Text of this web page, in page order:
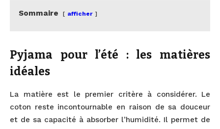
Sommaire afficher
Pyjama pour l’été : les matières
idéales
La matière est le premier critère à considérer. Le
coton reste incontournable en raison de sa douceur
et de sa capacité à absorber l’humidité. Il permet de